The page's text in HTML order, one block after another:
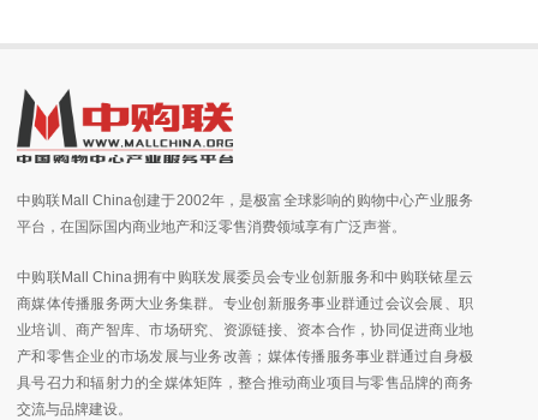
中购联Mall China创建于2002年，是极富全球影响的购物中心产业服务
平台，在国际国内商业地产和泛零售消费领域享有广泛声誉。
中购联Mall China拥有中购联发展委员会专业创新服务和中购联铱星云
商媒体传播服务两大业务集群。专业创新服务事业群通过会议会展、职
业培训、商产智库、市场研究、资源链接、资本合作，协同促进商业地
产和零售企业的市场发展与业务改善；媒体传播服务事业群通过自身极
具号召力和辐射力的全媒体矩阵，整合推动商业项目与零售品牌的商务
交流与品牌建设。